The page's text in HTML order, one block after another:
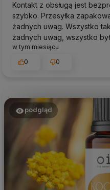
Kontakt z obsługą jest
szybko. Przesyłka
żadnych uwag. Wszystko
żadnych uwag, wszystko
w tym miesiącu
0
0
podgląd